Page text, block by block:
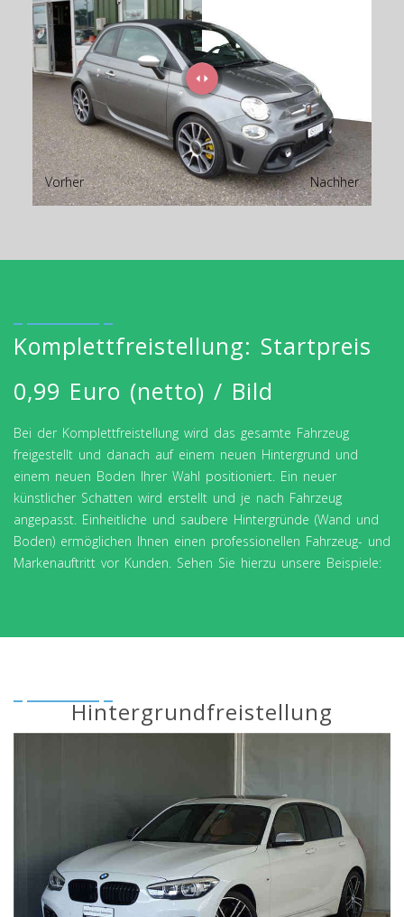
Nachher
Vorher
Komplettfreistellung: Startpreis
0,99 Euro (netto) / Bild
Bei der Komplettfreistellung wird das gesamte Fahrzeug
freigestellt und danach auf einem neuen Hintergrund und
einem neuen Boden Ihrer Wahl positioniert. Ein neuer
künstlicher Schatten wird erstellt und je nach Fahrzeug
angepasst. Einheitliche und saubere Hintergründe (Wand und
Boden) ermöglichen Ihnen einen professionellen Fahrzeug- und
Markenauftritt vor Kunden. Sehen Sie hierzu unsere Beispiele:
Hintergrundfreistellung